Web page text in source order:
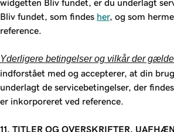
widgetten Bliv fundet, er du underlagt
Bliv fundet, som findes her, og som
reference.
Yderligere betingelser og vilkår der
indforstået med og accepterer, at din
underlagt de servicebetingelser, der findes
er inkorporeret ved reference.
11. TITLER OG OVERSKRIFTER,